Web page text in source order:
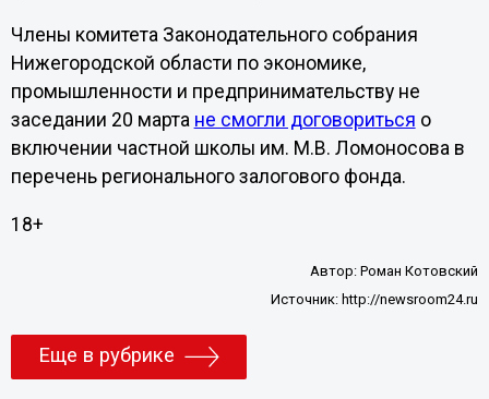
Члены комитета Законодательного собрания
Нижегородской области по экономике,
промышленности и предпринимательству не
заседании 20 марта не смогли договориться о
включении частной школы им. М.В. Ломоносова в
перечень регионального залогового фонда.
18+
Автор:Роман Котовский
Источник: http://newsroom24.ru
Еще в рубрике